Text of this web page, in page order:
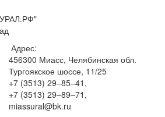
Адрес:
456300 Миасс, Челябинская обл.
Тургоякское шоссе, 11/25
+7 (3513) 29–85–41 ,
+7 (3513) 29–89–71 ,
miassural@bk.ru